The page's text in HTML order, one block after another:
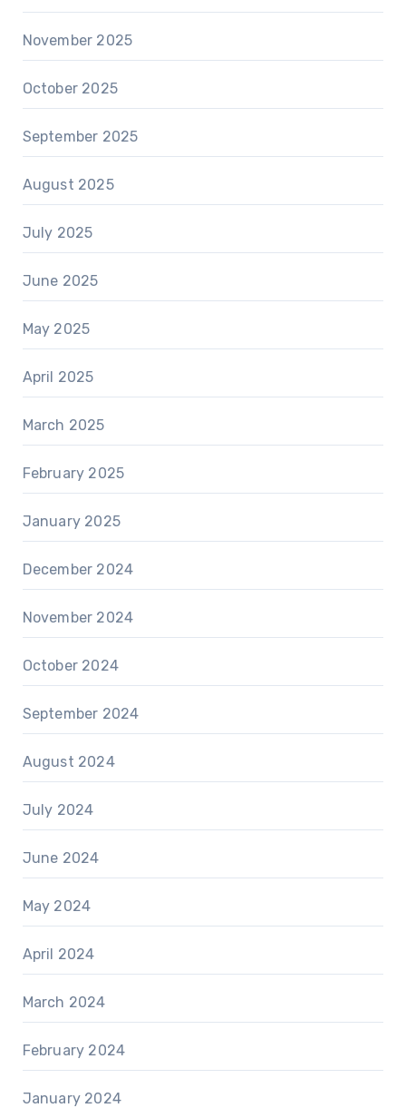
November 2025
October 2025
September 2025
August 2025
July 2025
June 2025
May 2025
April 2025
March 2025
February 2025
January 2025
December 2024
November 2024
October 2024
September 2024
August 2024
July 2024
June 2024
May 2024
April 2024
March 2024
February 2024
January 2024